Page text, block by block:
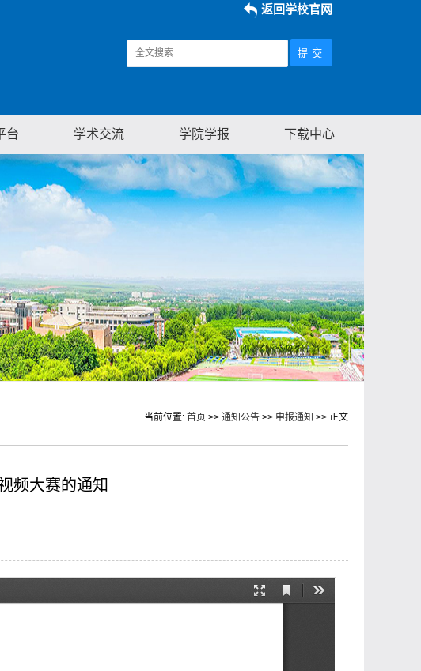
返回学校官网
台 学术交流 学院学报 下载中心
当前位置: 首页 >> 通知公告 >> 申报通知 >> 正文
频大赛的通知